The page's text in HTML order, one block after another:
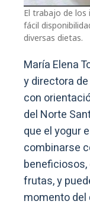
El trabajo de
fácil
diversas dietas.
María Elena
y directora
con
del Norte
que el yogur
combinarse
frutas, y
momento del